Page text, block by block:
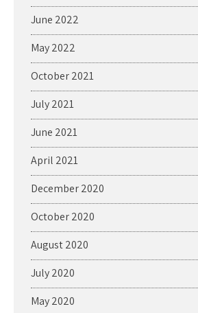
June 2022
May 2022
October 2021
July 2021
June 2021
April 2021
December 2020
October 2020
August 2020
July 2020
May 2020